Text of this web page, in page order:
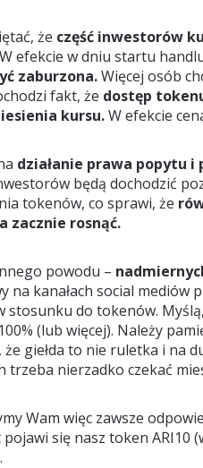
że część inwestorów
W efekcie w dniu startu
zaburzona.Więcej osób
fakt, że dostęp
kursu.W efekcie
działanie prawa popytu i
będą dochodzić
tokenów, co sprawi, że
zacznie rosnąć.
powodu –
na kanałach social mediów
stosunku do tokenów.
(lub więcej). Należy
że giełda to nie ruletka i na
nierzadko czekać
Wam więc zawsze
się nasz token ARI10